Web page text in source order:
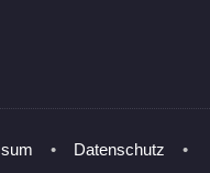
• Datenschutz •